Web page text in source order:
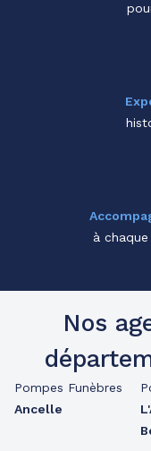
à
Nos
Pompes Funèbres
Ancelle